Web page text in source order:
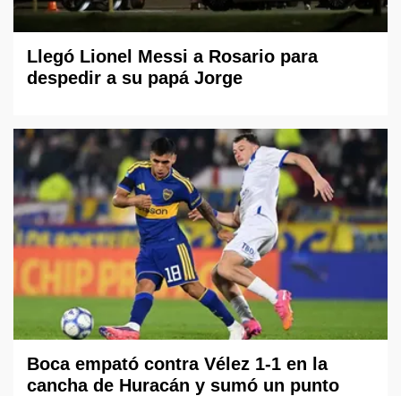
Llegó Lionel Messi a Rosario para
despedir a su papá Jorge
Boca empató contra Vélez 1-1 en la
cancha de Huracán y sumó un punto